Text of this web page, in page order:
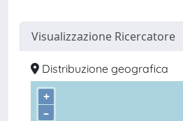
Visualizzazione Ricercatore
Distribuzione geografica
+
–